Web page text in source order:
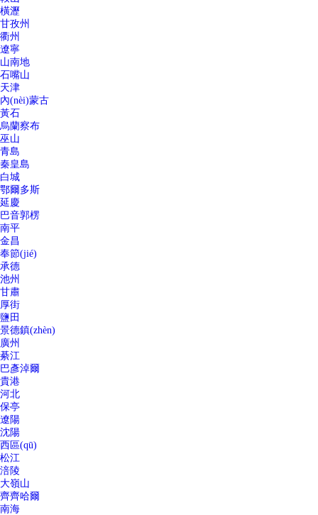
橫瀝
甘孜州
衢州
遼寧
山南地
石嘴山
天津
內(nèi)蒙古
黃石
烏蘭察布
巫山
青島
秦皇島
白城
鄂爾多斯
延慶
巴音郭楞
南平
金昌
奉節(jié)
承德
池州
甘肅
厚街
鹽田
景德鎮(zhèn)
廣州
綦江
巴彥淖爾
貴港
河北
保亭
遼陽
沈陽
西區(qū)
松江
涪陵
大嶺山
齊齊哈爾
南海